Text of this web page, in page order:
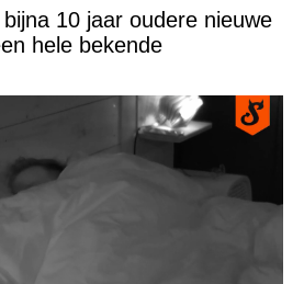
10 jaar oudere nieuwe
hele bekende